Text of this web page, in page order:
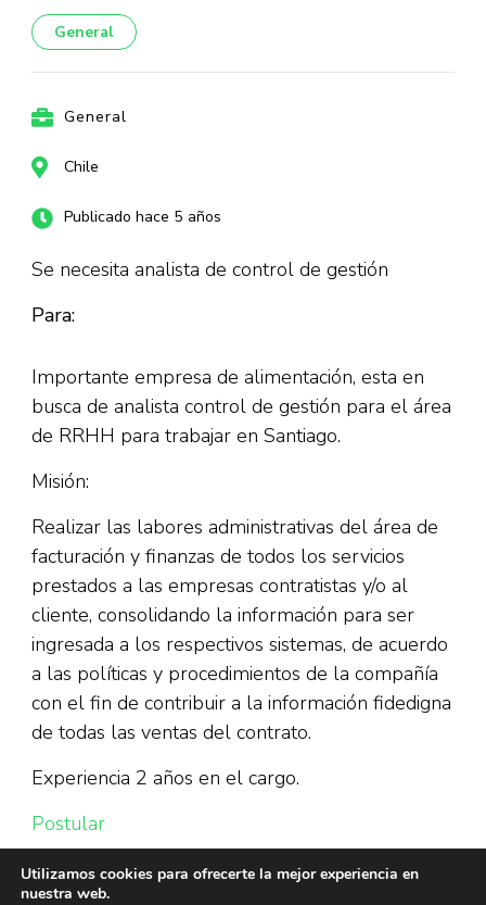
General
General
Chile
Publicado hace 5 años
Se necesita analista de control de gestión
Para:
Importante empresa de alimentación, esta en
busca de analista control de gestión para el área
de RRHH para trabajar en Santiago.
Misión:
Realizar las labores administrativas del área de
facturación y finanzas de todos los servicios
prestados a las empresas contratistas y/o al
cliente, consolidando la información para ser
ingresada a los respectivos sistemas, de acuerdo
a las políticas y procedimientos de la compañía
con el fin de contribuir a la información fidedigna
de todas las ventas del contrato.
Experiencia 2 años en el cargo.
Postular
Utilizamos cookies para ofrecerte la mejor experiencia en
nuestra web.